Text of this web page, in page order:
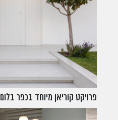
פרויקט קוריאן מיוחד בכפר בלום